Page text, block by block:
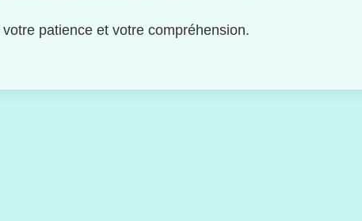
patience et votre compréhension.